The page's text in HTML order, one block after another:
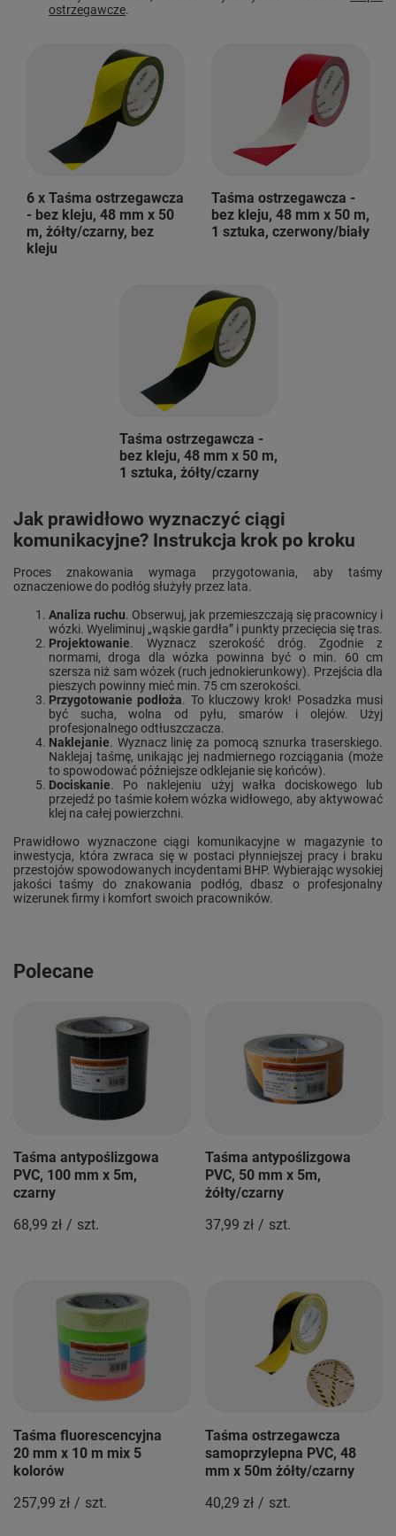
ostrzegawcze.
6 x Taśma ostrzegawcza
- bez kleju, 48 mm x 50
m, żółty/czarny, bez
kleju
Taśma ostrzegawcza -
bez kleju, 48 mm x 50 m,
1 sztuka, czerwony/biały
Taśma ostrzegawcza -
bez kleju, 48 mm x 50 m,
1 sztuka, żółty/czarny
Jak prawidłowo wyznaczyć ciągi
komunikacyjne? Instrukcja krok po kroku
Proces znakowania wymaga przygotowania, aby taśmy
oznaczeniowe do podłóg służyły przez lata.
Analiza ruchu. Obserwuj, jak przemieszczają się pracownicy i
wózki. Wyeliminuj „wąskie gardła” i punkty przecięcia się tras.
Projektowanie. Wyznacz szerokość dróg. Zgodnie z
normami, droga dla wózka powinna być o min. 60 cm
szersza niż sam wózek (ruch jednokierunkowy). Przejścia dla
pieszych powinny mieć min. 75 cm szerokości.
Przygotowanie podłoża. To kluczowy krok! Posadzka musi
być sucha, wolna od pyłu, smarów i olejów. Użyj
profesjonalnego odtłuszczacza.
Naklejanie. Wyznacz linię za pomocą sznurka traserskiego.
Naklejaj taśmę, unikając jej nadmiernego rozciągania (może
to spowodować późniejsze odklejanie się końców).
Dociskanie. Po naklejeniu użyj wałka dociskowego lub
przejedź po taśmie kołem wózka widłowego, aby aktywować
klej na całej powierzchni.
Prawidłowo wyznaczone ciągi komunikacyjne w magazynie to
inwestycja, która zwraca się w postaci płynniejszej pracy i braku
przestojów spowodowanych incydentami BHP. Wybierając wysokiej
jakości taśmy do znakowania podłóg, dbasz o profesjonalny
wizerunek firmy i komfort swoich pracowników.
Polecane
Taśma antypoślizgowa
PVC, 100 mm x 5m,
czarny
68,99 zł / szt.
Taśma antypoślizgowa
PVC, 50 mm x 5m,
żółty/czarny
37,99 zł / szt.
Taśma fluorescencyjna
20 mm x 10 m mix 5
kolorów
257,99 zł / szt.
Taśma ostrzegawcza
samoprzylepna PVC, 48
mm x 50m żółty/czarny
40,29 zł / szt.